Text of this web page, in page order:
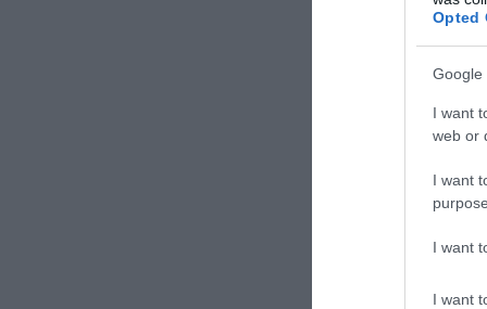
Opted
Google
I want
web or
I want
I want
I want